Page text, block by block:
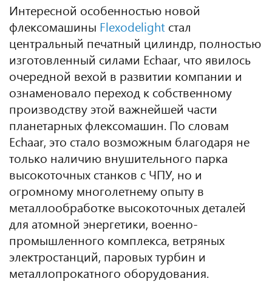
Интересной особенностью новой
флексомашины Flexodelight стал
центральный печатный цилиндр, полностью
изготовленный силами Echaar, что явилось
очередной вехой в развитии компании и
ознаменовало переход к собственному
производству этой важнейшей части
планетарных флексомашин. По словам
Echaar, это стало возможным благодаря не
только наличию внушительного парка
высокоточных станков с ЧПУ, но и
огромному многолетнему опыту в
металлообработке высокоточных деталей
для атомной энергетики, военно-
промышленного комплекса, ветряных
электростанций, паровых турбин и
металлопрокатного оборудования.